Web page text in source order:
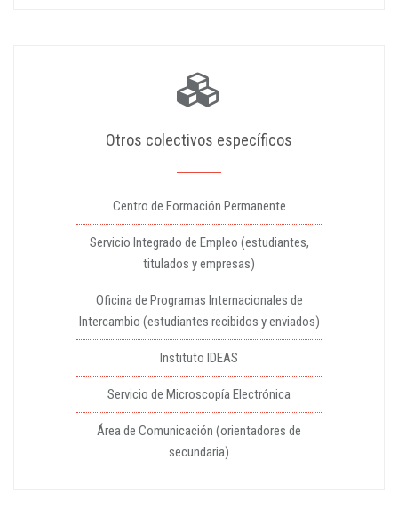
Otros colectivos específicos
Centro de Formación Permanente
Servicio Integrado de Empleo (estudiantes,
titulados y empresas)
Oficina de Programas Internacionales de
Intercambio (estudiantes recibidos y enviados)
Instituto IDEAS
Servicio de Microscopía Electrónica
Área de Comunicación (orientadores de
secundaria)